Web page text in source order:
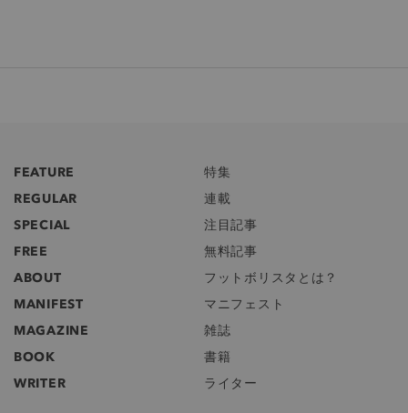
FEATURE
特集
REGULAR
連載
SPECIAL
注目記事
FREE
無料記事
ABOUT
フットボリスタとは？
MANIFEST
マニフェスト
MAGAZINE
雑誌
BOOK
書籍
WRITER
ライター